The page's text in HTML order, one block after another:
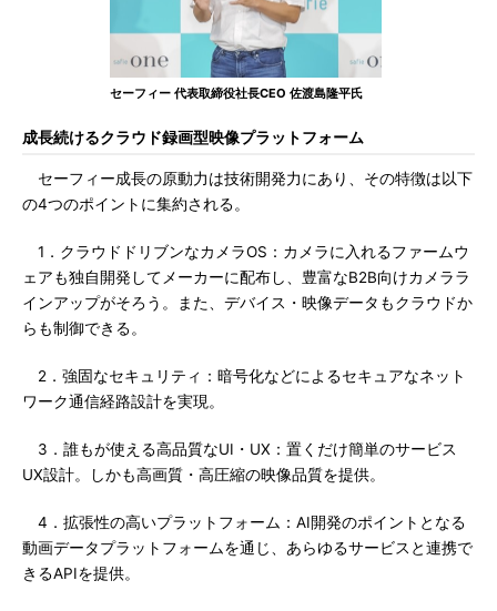
セーフィー 代表取締役社長CEO 佐渡島隆平氏
成長続けるクラウド録画型映像プラットフォーム
セーフィー成長の原動力は技術開発力にあり、その特徴は以下
の4つのポイントに集約される。
1．クラウドドリブンなカメラOS：カメラに入れるファームウ
ェアも独自開発してメーカーに配布し、豊富なB2B向けカメララ
インアップがそろう。また、デバイス・映像データもクラウドか
らも制御できる。
2．強固なセキュリティ：暗号化などによるセキュアなネット
ワーク通信経路設計を実現。
3．誰もが使える高品質なUI・UX：置くだけ簡単のサービス
UX設計。しかも高画質・高圧縮の映像品質を提供。
4．拡張性の高いプラットフォーム：AI開発のポイントとなる
動画データプラットフォームを通じ、あらゆるサービスと連携で
きるAPIを提供。